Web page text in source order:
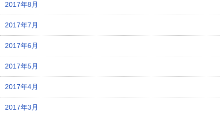
2017年8月
2017年7月
2017年6月
2017年5月
2017年4月
2017年3月